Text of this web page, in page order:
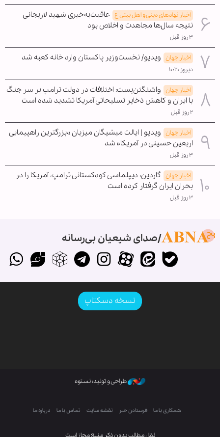
اخبار نهادهای دینی و اهل بیتی ع عاقبت‌به‌خیری شهید لاریجانی
نتیجه سال‌ها مجاهدت و اخلاص بود
۳ روز قبل
اخبار جهان ویدیو/ نخست‌وزیر پاکستان وارد خانه کعبه شد
دیروز ۱۰:۲۰
اخبار جهان واشنگتن‌پست: اختلافات در دولت ترامپ بر سر جنگ
با ایران و کاهش ذخایر تسلیحاتی آمریکا تشدید شده است
۲ روز قبل
اخبار جهان ویدیو | ایالت میشیگان میزبان »بزرگترین راهپیمایی
اربعین حسینی در آمریکا« شد
۳ روز قبل
اخبار جهان گاردین: دیپلماسی کودکستانی ترامپ، آمریکا را در
بحران ایران گرفتار کرده است
۳ روز قبل
صدای شیعیان بی‌رسانه
نسخه دسکتاپ
نقل مطالب بدون ذکر منبع مجاز است
طراحی و تولید: نستوه
همکاری با ما فرستادن خبر نقشه سایت تماس با ما درباره ما